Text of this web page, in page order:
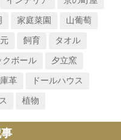
家庭菜園 山葡萄
飼育 タオル
クボール 夕立窯
革 ドールハウス
植物